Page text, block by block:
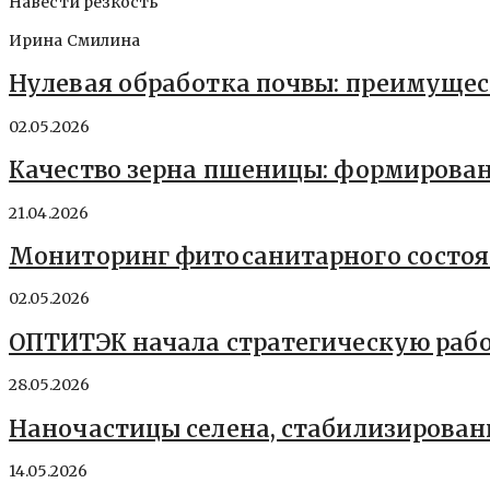
Ирина Смилина
Нулевая обработка почвы:
02.05.2026
Качество зерна пшеницы:
21.04.2026
Мониторинг фитосанитарного
02.05.2026
ОПТИТЭК начала стратегическую
28.05.2026
Наночастицы селена,
14.05.2026